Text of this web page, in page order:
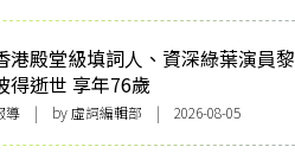
港殿堂級填詞人、資深綠葉演員黎
得逝世 享年76歲
導 | by 虛詞編輯部 | 2026-08-05